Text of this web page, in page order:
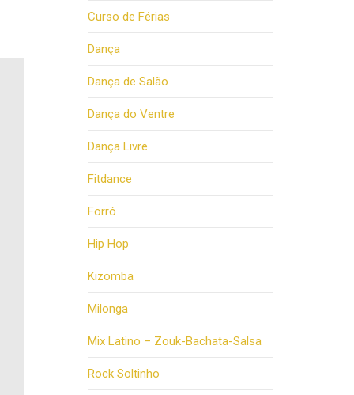
Curso de Férias
Dança
Dança de Salão
Dança do Ventre
Dança Livre
Fitdance
Forró
Hip Hop
Kizomba
Milonga
Mix Latino – Zouk-Bachata-Salsa
Rock Soltinho